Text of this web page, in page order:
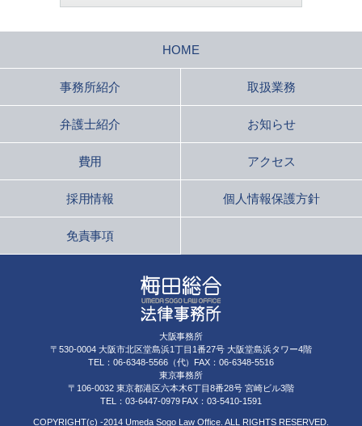
HOME
事務所紹介 取扱業務
弁護士紹介 お知らせ
費用 アクセス
採用情報 個人情報保護方針
免責事項
大阪事務所
〒530-0004 大阪市北区堂島浜1丁目1番27号 大阪堂島浜タワー4階
TEL：06-6348-5566（代）FAX：06-6348-5516
東京事務所
〒106-0032 東京都港区六本木6丁目8番28号 宮崎ビル3階
TEL：03-6447-0979 FAX：03-5410-1591
COPYRIGHT(c) -2014 Umeda Sogo Law Office. ALL RIGHTS RESERVED.